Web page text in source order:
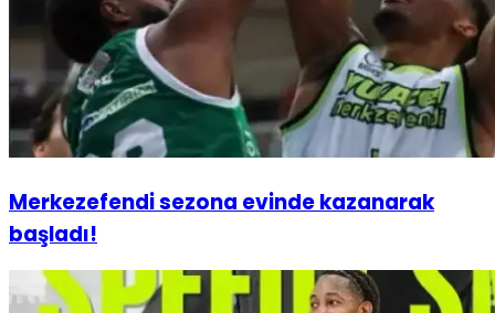
Merkezefendi sezona evinde kazanarak
başladı!